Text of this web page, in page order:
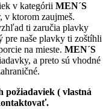
v kategórii MEN´S
v ktorom zaujmeš.
ti zaručia plavky
pre naše plavky ti zoštíhli
na mieste. MEN´S
a preto sú vhodné
požiadaviek ( vlastná